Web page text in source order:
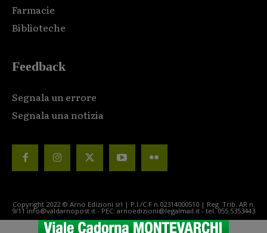
Farmacie
Biblioteche
Feedback
Segnala un errore
Segnala una notizia
Copyright 2022 © Arno Edizioni srl | P.I./C.F n.02314000510 | Reg. Trib. AR n.
9/11 info@valdarnopost.it - PEC: arnoedizioni@legalmail.it - tel. 055.5353443